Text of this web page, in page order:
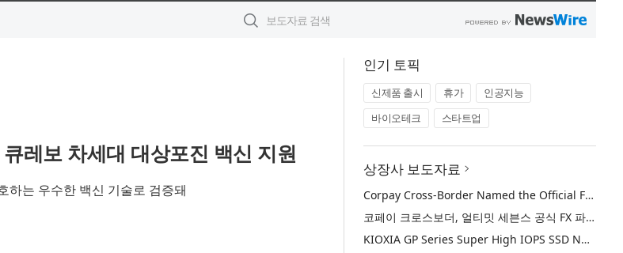
레보 차세대 대상포진 백신 지원
하는 우수한 백신 기술로 검증돼
인기 토픽
신제품 출시 휴가
인공지능
바이오테크
스타트업
상장사 보도자료
Corpay Cross-Border Named the Official FX Partner of Ultimate Sevens
코페이 크로스보더, 얼티밋 세븐스 공식 FX 파트너로 선정
KIOXIA GP Series Super High IOPS SSD Named ‘Best of Show’ at FMS: the Future of Memory and Storage 2026